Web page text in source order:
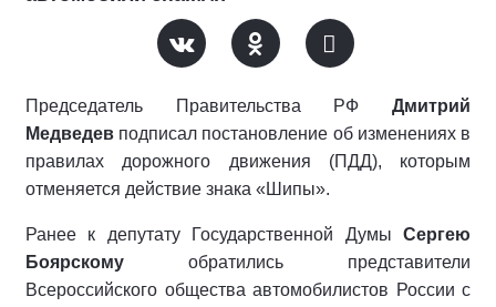
Председатель Правительства РФ Дмитрий
Медведев подписал постановление об изменениях в
правилах дорожного движения (ПДД), которым
отменяется действие знака «Шипы».
Ранее к депутату Государственной Думы Сергею
Боярскому обратились представители
Всероссийского общества автомобилистов России с